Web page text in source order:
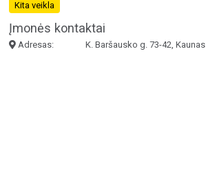
Kita veikla
Įmonės kontaktai
Adresas: K. Baršausko g. 73-42, Kaunas